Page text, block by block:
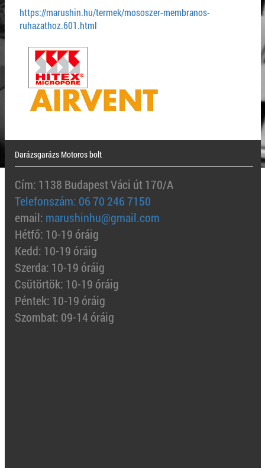
https://marushin.hu/termek/mososzer-membranos-
ruhazathoz.601.html
Darázsgarázs Motoros bolt
Cím: 1138 Budapest Váci út 170/A
Telefonszám: 06 70 246 7150
email: marushinhu@gmail.com
Hétfő: 10-19 óráig
Kedd: 10-19 óráig
Szerda: 10-19 óráig
Csütörtök: 10-19 óráig
Péntek: 10-19 óráig
Szombat: 09-14 óráig